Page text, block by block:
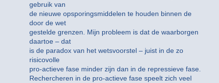
gebruik van
de nieuwe opsporingsmiddelen te houden binnen de
door de wet
gestelde grenzen. Mijn probleem is dat de waarborgen
daartoe – dat
is de paradox van het wetsvoorstel – juist in de zo
risicovolle
pro-actieve fase minder zijn dan in de repressieve fase.
Rechercheren in de pro-actieve fase speelt zich veel